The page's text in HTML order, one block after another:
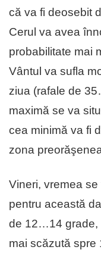
că va fi deosebit
Cerul va avea
probabilitate mai
Vântul va sufla
ziua (rafale de
maximă se va
cea minimă va fi
zona
Vineri, vremea
pentru această
de 12…14 grade,
mai scăzută spre